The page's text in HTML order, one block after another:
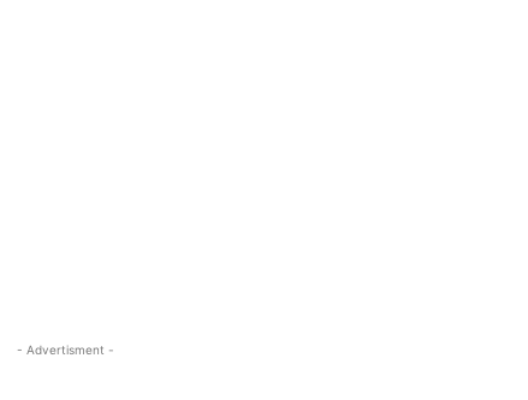
- Advertisment -